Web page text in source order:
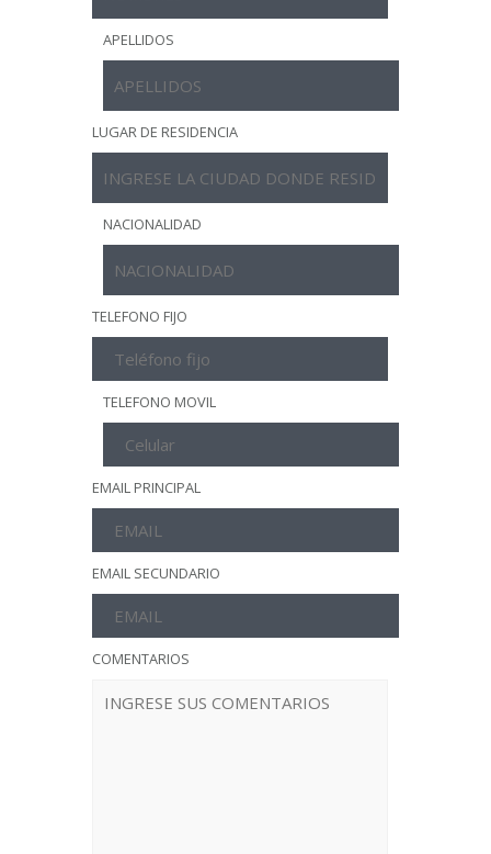
APELLIDOS
LUGAR DE RESIDENCIA
NACIONALIDAD
TELEFONO FIJO
TELEFONO MOVIL
EMAIL PRINCIPAL
EMAIL SECUNDARIO
COMENTARIOS